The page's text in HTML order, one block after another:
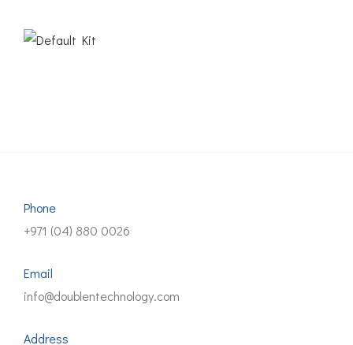
Phone
+971 (04) 880 0026
Email
info@doublentechnology.com
Address